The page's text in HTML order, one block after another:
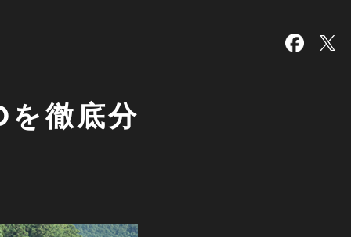
徹底分